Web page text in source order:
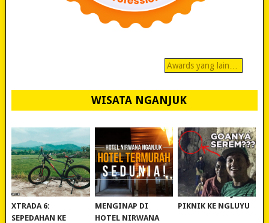
Awards yang lain…
WISATA NGANJUK
REVIEW POLYGON
XTRADA 6:
SEPEDAHAN KE
MURAH BANGET!
MENGINAP DI
HOTEL NIRWANA
WISATA NGANJUK:
PIKNIK KE NGLUYU